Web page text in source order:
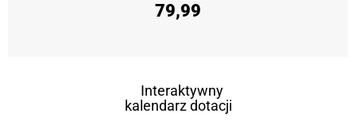
79,99
Interaktywny
kalendarz dotacji